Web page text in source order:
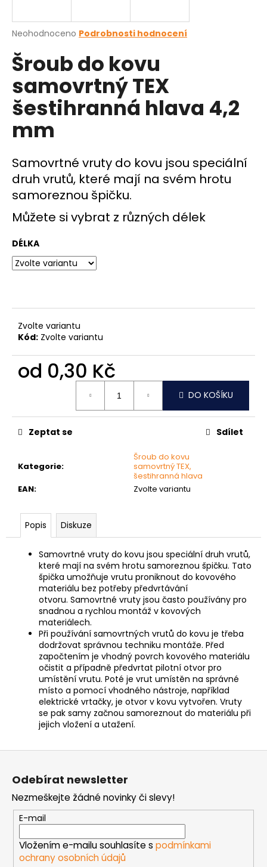
Průměrné
produktu
je
z
5
hvězdiček.
Neohodnoceno Podrobnosti hodnocení
Šroub do kovu
samovrtný TEX
šestihranná hlava 4,2
mm
Samovrtné vruty do kovu jsou speciální
druh vrutů, které mají na svém hrotu
samoreznou špičku.
Můžete si vybrat z různých délek
DÉLKA
Zvolte variantu
Kód: Zvolte variantu
od 0,30 Kč
DO KOŠÍKU
Kategorie:
Šroub do kovu
samovrtný TEX,
šestihranná hlava
EAN: Zvolte variantu
Zeptat se Sdílet
Popis Diskuze
Samovrtné vruty do kovu jsou speciální druh vrutů,
které mají na svém hrotu samoreznou špičku. Tato
špička umožňuje vrutu proniknout do kovového
materiálu bez potřeby předvrtávání
otvoru. Samovrtné vruty jsou často používány pro
snadnou a rychlou montáž v kovových
materiálech.
Při používání samovrtných vrutů do kovu je třeba
dodržovat správnou techniku ​​montáže. Před
započtením je vhodný povrch kovového materiálu
očistit a případně předvrtat pilotní otvor pro
umístění vrutu. Poté je vrut umístěn na správné
místo a pomocí vhodného nástroje, například
elektrické vrtačky, je otvor v kovu vytvořen. Vruty
se pak samy začnou samoreznout do materiálu při
jejich vložení a utažení.
j
t
?
D
o
p
r
u
č
e
m
e
MATICE
ŠESTIHRANNÁ
0,30
Kč
Z
Odebírat newsletter
Nezmeškejte žádné novinky či slevy!
E-mail
Vložením e-mailu souhlasíte s podmínkami
ochrany osobních údajů